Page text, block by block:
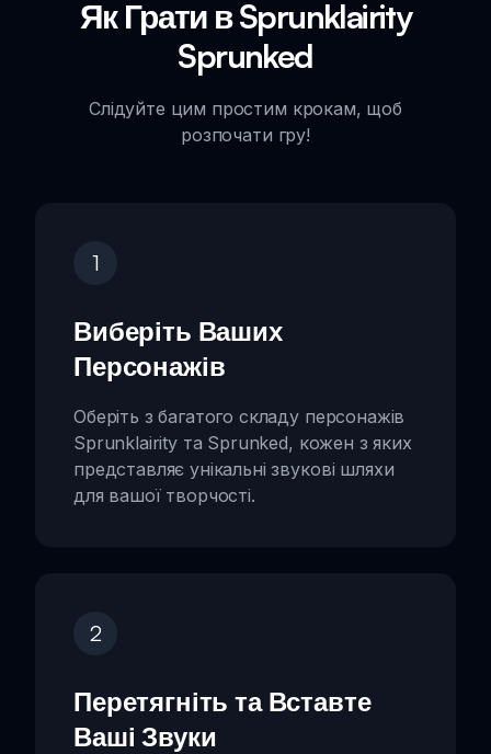
Як Грати в Sprunklairity
Sprunked
Слідуйте цим простим крокам, щоб
розпочати гру!
1
Виберіть Ваших
Персонажів
Оберіть з багатого складу персонажів
Sprunklairity та Sprunked, кожен з яких
представляє унікальні звукові шляхи
для вашої творчості.
2
Перетягніть та Вставте
Ваші Звуки